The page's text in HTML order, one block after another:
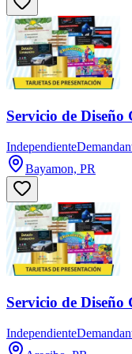
Servicio de
Independiente
Bayamon, PR
Servicio de
Independiente